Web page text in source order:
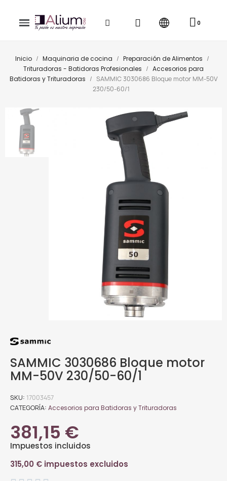
Inicio Maquinaria de cocina
Preparación de Alimentos
Trituradoras - Batidoras Profesionales
Accesorios para
Batidoras y Trituradoras
SAMMIC 3030686 Bloque motor MM-50V
230/50-60/1
SAMMIC 3030686 Bloque motor
MM-50V 230/50-60/1
SKU 17003457
CATEGORÍA Accesorios para Batidoras y Trituradoras
381,15 €
Impuestos incluidos
315,00 € impuestos excluidos